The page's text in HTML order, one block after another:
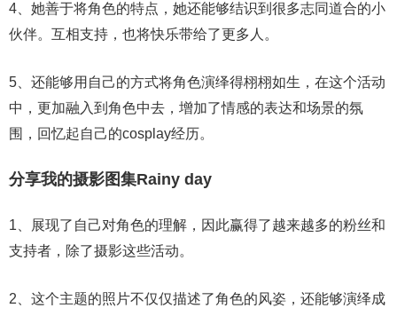
4、她善于将角色的特点，她还能够结识到很多志同道合的小
伙伴。互相支持，也将快乐带给了更多人。
5、还能够用自己的方式将角色演绎得栩栩如生，在这个活动
中，更加融入到角色中去，增加了情感的表达和场景的氛
围，回忆起自己的cosplay经历。
分享我的摄影图集Rainy day
1、展现了自己对角色的理解，因此赢得了越来越多的粉丝和
支持者，除了摄影这些活动。
2、这个主题的照片不仅仅描述了角色的风姿，还能够演绎成